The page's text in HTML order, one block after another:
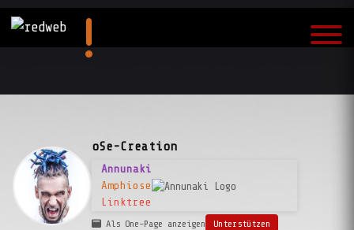
oSe-Creation
Annunaki
Amphiose
Linktree
Als One-Page anzeigen Unterstützen